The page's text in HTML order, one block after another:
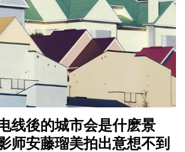
线後的城市会是什麽景
师安藤瑠美拍出意想不到